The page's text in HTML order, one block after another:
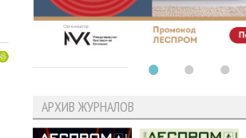
АРХИВ ЖУРНАЛОВ